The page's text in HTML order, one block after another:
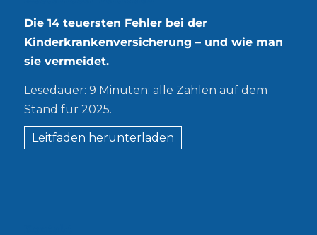
Die 14 teuersten Fehler bei der
Kinderkrankenversicherung – und wie man
sie vermeidet.
Lesedauer: 9 Minuten; alle Zahlen auf dem
Stand für 2025.
Leitfaden herunterladen